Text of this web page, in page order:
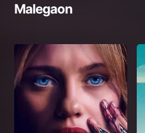
Malegaon